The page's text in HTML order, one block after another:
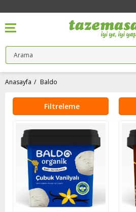
Anasayfa Baldo
Filtreleme